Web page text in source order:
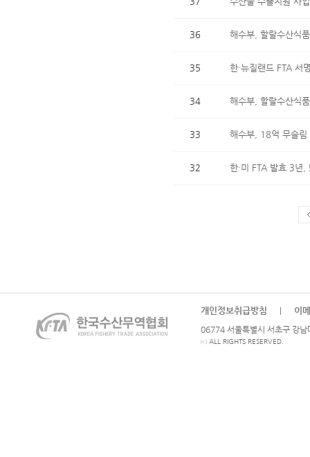
36 해수부, 할랄수산식
35 한·뉴질랜드 FTA 서
34 해수부, 할랄수산식
33 해수부, 18억 무슬
32 한·미 FTA 발효 3년,
개인정보취급방침 이
06774 서울특별시 서초구 강
ⓒ ALL RIGHTS RESERVED.